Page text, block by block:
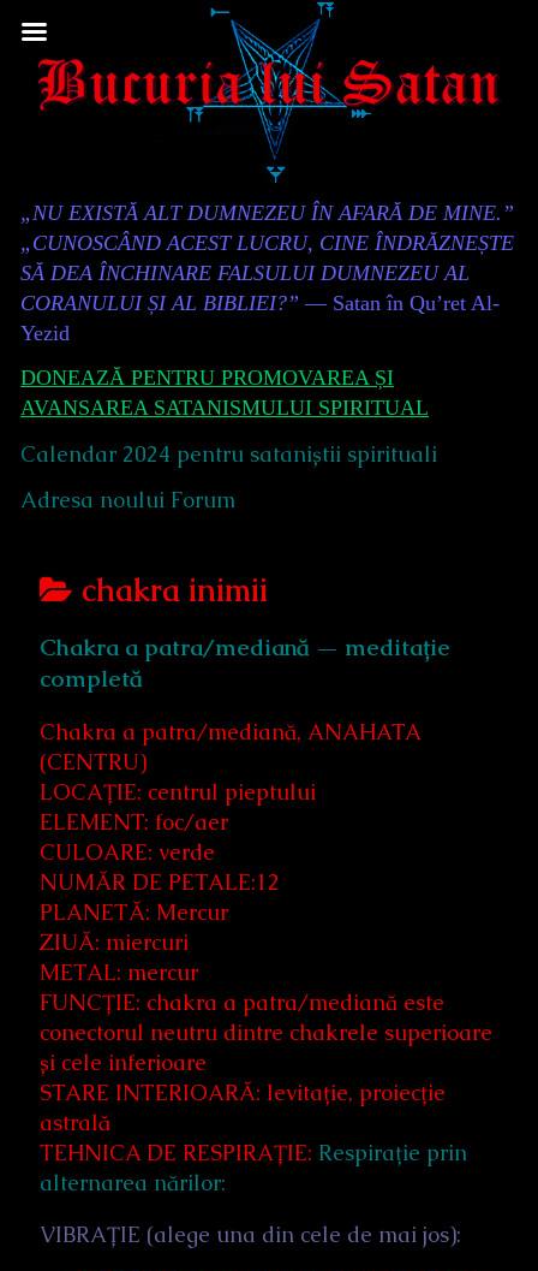
to
Content
Header
„NU EXISTĂ ALT DUMNEZEU ÎN AFARĂ DE MINE.”
„CUNOSCÂND ACEST LUCRU, CINE ÎNDRĂZNEȘTE
SĂ DEA ÎNCHINARE FALSULUI DUMNEZEU AL
CORANULUI ȘI AL BIBLIEI?” — Satan în Qu’ret Al-
Yezid
DONEAZĂ PENTRU PROMOVAREA ȘI
AVANSAREA SATANISMULUI SPIRITUAL
Calendar 2024 pentru sataniștii spirituali
Adresa noului Forum
Posts
categoriezed
as
chakra inimii
Chakra a patra/mediană — meditație
completă
Chakra a patra/mediană, ANAHATA
(CENTRU)
LOCAȚIE: centrul pieptului
ELEMENT: foc/aer
CULOARE: verde
NUMĂR DE PETALE:12
PLANETĂ: Mercur
ZIUĂ: miercuri
METAL: mercur
FUNCȚIE: chakra a patra/mediană este
conectorul neutru dintre chakrele superioare
și cele inferioare
STARE INTERIOARĂ: levitație, proiecție
astrală
TEHNICA DE RESPIRAȚIE: Respirație prin
alternarea nărilor:
VIBRAȚIE (alege una din cele de mai jos):